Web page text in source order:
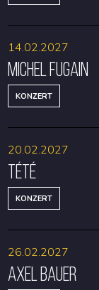
Michel Fugain
KONZERT
14.02.2027
Tété
KONZERT
20.02.2027
Axel Bauer
26.02.2027